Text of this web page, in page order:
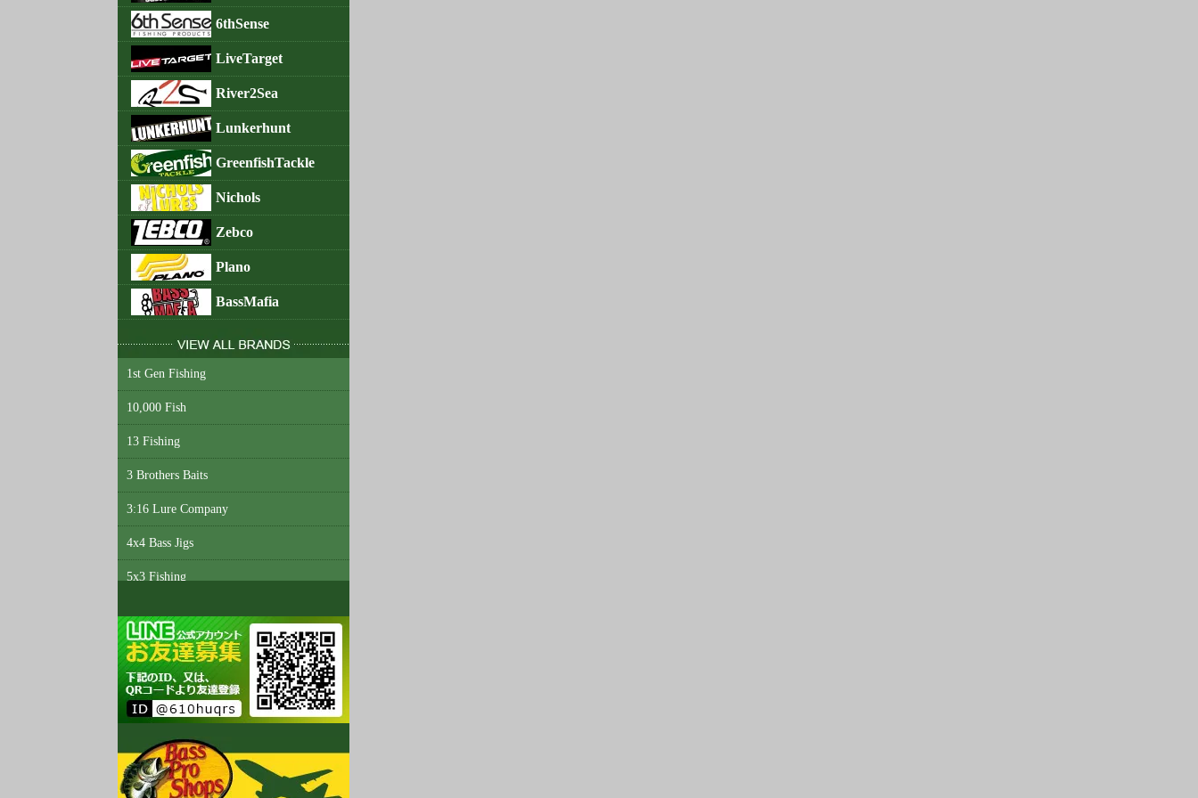
6thSense
LiveTarget
River2Sea
Lunkerhunt
GreenfishTackle
Nichols
Zebco
Plano
BassMafia
1st Gen Fishing
10,000 Fish
13 Fishing
3 Brothers Baits
3:16 Lure Company
4x4 Bass Jigs
5x3 Fishing
A3 Anglers
Abu Garcia
Accent
Acme Tackle
AC Shiners